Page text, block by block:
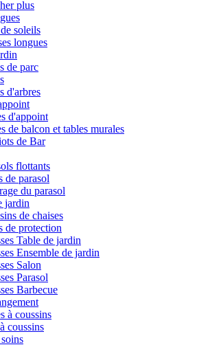
plus
soleils
longues
de parc
d'arbres
d'appoint
de balcon et tables murales
de Bar
flottants
de parasol
du parasol
jardin
de chaises
de protection
Table de jardin
Ensemble de jardin
Salon
Parasol
Barbecue
à coussins
coussins